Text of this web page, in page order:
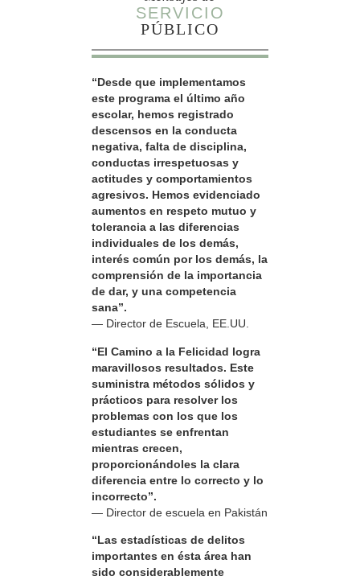
SERVICIO
PÚBLICO
“Desde que implementamos
este programa el último año
escolar, hemos registrado
descensos en la conducta
negativa, falta de disciplina,
conductas irrespetuosas y
actitudes y comportamientos
agresivos. Hemos evidenciado
aumentos en respeto mutuo y
tolerancia a las diferencias
individuales de los demás,
interés común por los demás, la
comprensión de la importancia
de dar, y una competencia
sana”.
— Director de Escuela, EE.UU.
“El Camino a la Felicidad logra
maravillosos resultados. Este
suministra métodos sólidos y
prácticos para resolver los
problemas con los que los
estudiantes se enfrentan
mientras crecen,
proporcionándoles la clara
diferencia entre lo correcto y lo
incorrecto”.
— Director de escuela en Pakistán
“Las estadísticas de delitos
importantes en ésta área han
sido considerablemente